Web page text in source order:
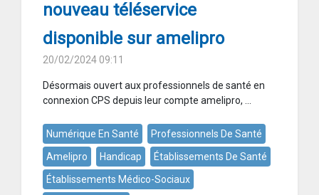
nouveau téléservice
disponible sur amelipro
20/02/2024 09:11
Désormais ouvert aux professionnels de santé en
connexion CPS depuis leur compte amelipro, ...
Numérique En Santé
Professionnels De Santé
Amelipro
Handicap
Établissements De Santé
Établissements Médico-Sociaux